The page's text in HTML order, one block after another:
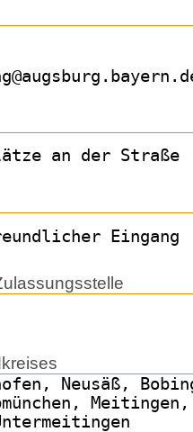
an der Straße
Eingang
Neusäß,